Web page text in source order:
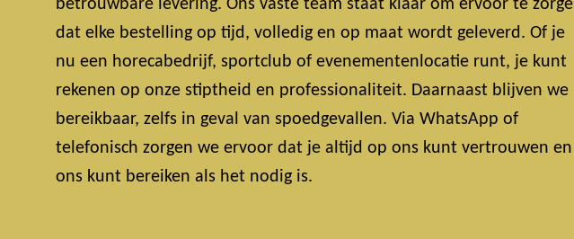
betrouwbare levering. Ons vaste team staat klaar om ervoor te
dat elke bestelling op tijd, volledig en op maat wordt geleverd. Of je
nu een horecabedrijf, sportclub of evenementenlocatie runt, je kunt
rekenen op onze stiptheid en professionaliteit. Daarnaast blijven we
bereikbaar, zelfs in geval van spoedgevallen. Via WhatsApp of
telefonisch zorgen we ervoor dat je altijd op ons kunt vertrouwen en
ons kunt bereiken als het nodig is.